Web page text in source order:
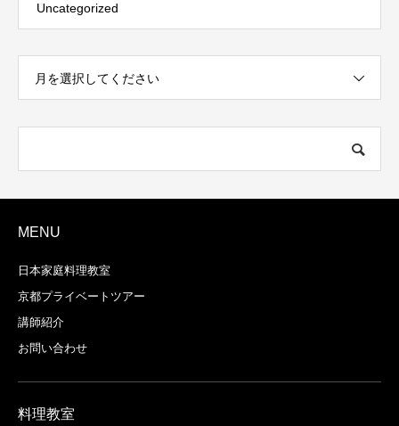
Uncategorized
月を選択してください
MENU
日本家庭料理教室
京都プライベートツアー
講師紹介
お問い合わせ
料理教室